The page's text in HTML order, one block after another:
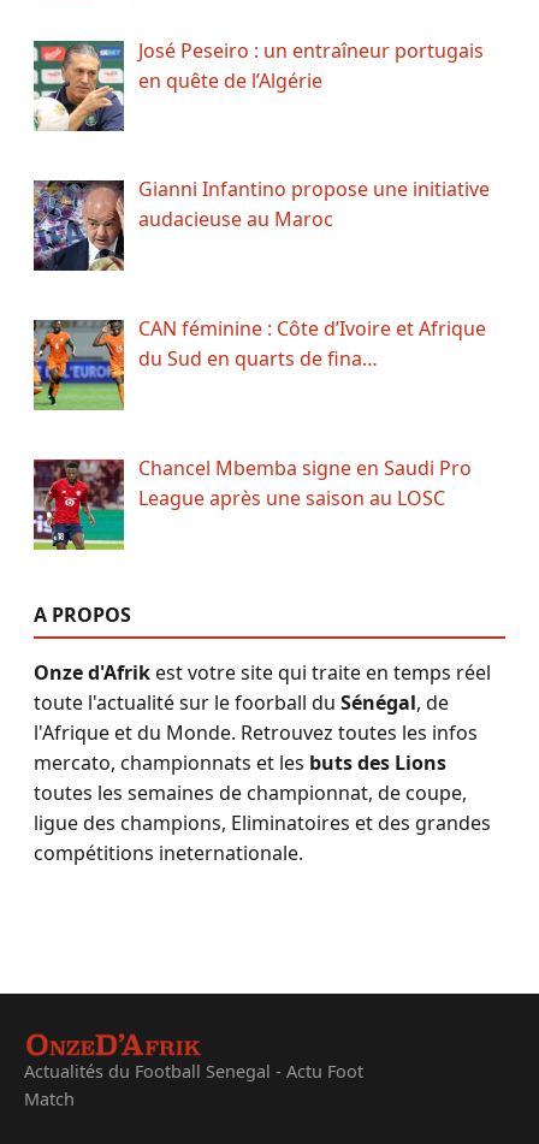
José Peseiro : un entraîneur portugais
en quête de l’Algérie
Gianni Infantino propose une initiative
audacieuse au Maroc
CAN féminine : Côte d’Ivoire et Afrique
du Sud en quarts de fina…
Chancel Mbemba signe en Saudi Pro
League après une saison au LOSC
A PROPOS
Onze d'Afrikest votre site qui traite en temps réel
toute l'actualité sur le foorball du Sénégal, de
l'Afrique et du Monde. Retrouvez toutes les infos
mercato, championnats et les buts des Lions
toutes les semaines de championnat, de coupe,
ligue des champions, Eliminatoires et des grandes
compétitions ineternationale.
Actualités du Football Senegal - Actu Foot
Match